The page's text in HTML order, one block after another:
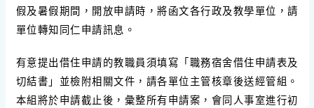
假及暑假期間，開放申請時，將函文各行政及教學單位，請
單位轉知同仁申請訊息。
有意提出借住申請的教職員須填寫「職務宿舍借住申請表及
切結書」並檢附相關文件，請各單位主管核章後送經管組。
本組將於申請截止後，彙整所有申請案，會同人事室進行初